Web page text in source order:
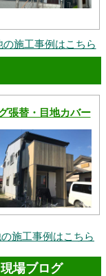
の施工事例はこちら
張替・目地カバー
施工事例はこちら
場ブログ